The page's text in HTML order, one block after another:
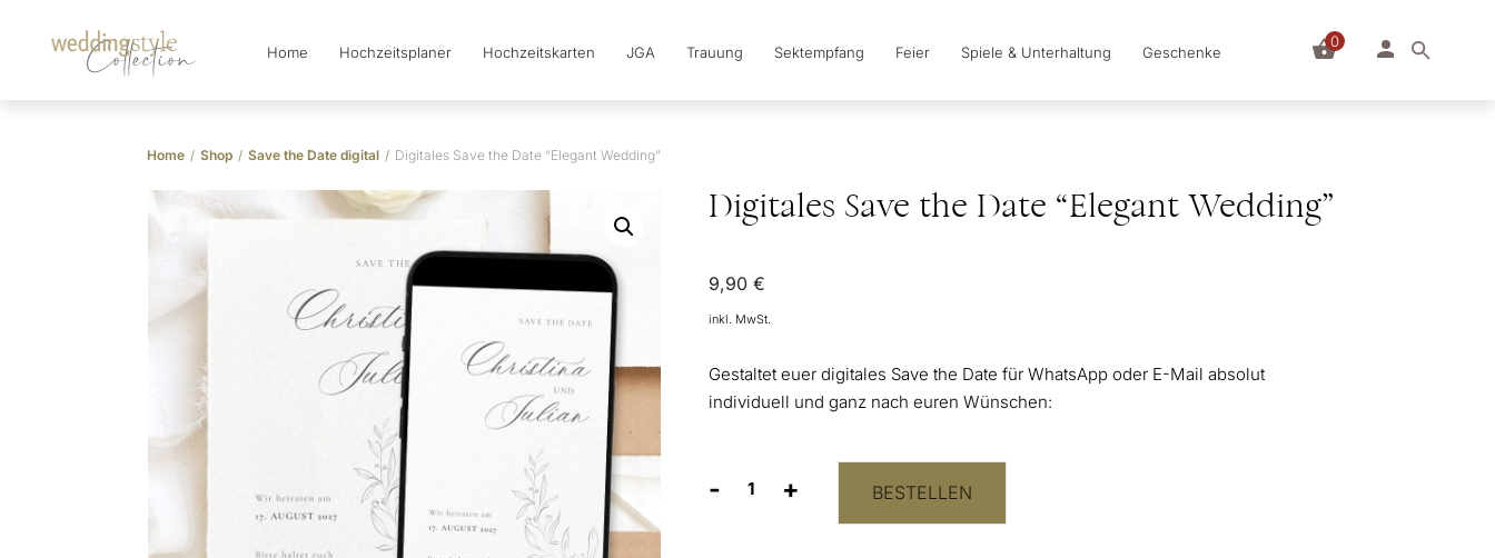
Collection Home Hochzeitsplaner Hochzeitskarten JGA Trauung Sektempfang Feier Spiele & Unterhaltung Geschenke
0
Home / Shop / Save the Date digital / Digitales Save the Date “Elegant Wedding”
Digitales Save the Date “Elegant Wedding”
9,90€
inkl. MwSt.
Gestaltet euer digitales Save the Date für WhatsApp oder E-Mail absolut
individuell und ganz nach euren Wünschen:
-
Digitales
+ BESTELLEN